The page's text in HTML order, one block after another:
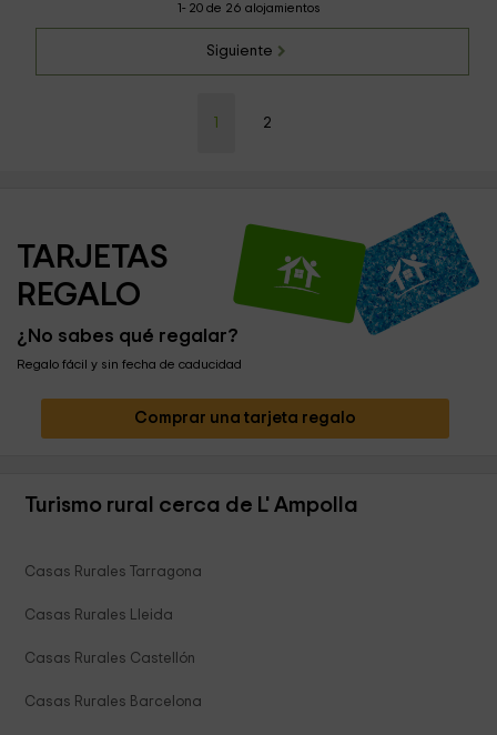
1- 20 de 26 alojamientos
Siguiente
2
TARJETAS
REGALO
¿No sabes qué regalar?
Regalo fácil y sin fecha de caducidad
Comprar una tarjeta regalo
Turismo rural cerca de L' Ampolla
Casas Rurales Tarragona
Casas Rurales Lleida
Casas Rurales Castellón
Casas Rurales Barcelona